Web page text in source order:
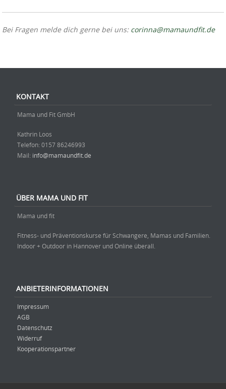
Bei Fragen melde dich gerne bei uns: corinna@mamaundfit.de
KONTAKT
Mama und Fit GmbH
Kathrin Loos
Telefon: ‭0157 86246993‬
Mail: info@mamaundfit.de
ÜBER MAMA UND FIT
Mama und fit
Fitness- und Präventionskurse für Schwangere, Mamas und Familien.
Indoor + Outdoor in Hannover und Online überall.
ANBIETERINFORMATIONEN
Impressum
AGB
Datenschutz
Widerruf
Kooperationspartner